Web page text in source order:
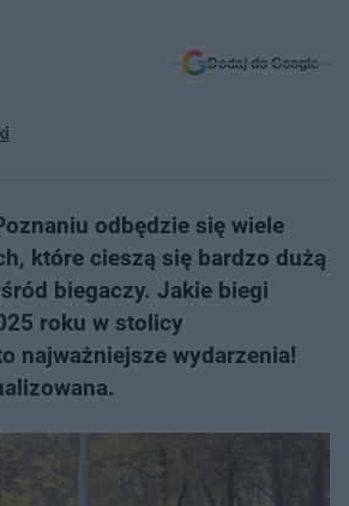
Dodaj do Google
odbędzie się wiele
które cieszą się bardzo dużą
biegaczy. Jakie biegi
roku w stolicy
najważniejsze wydarzenia!